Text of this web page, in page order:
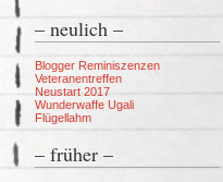
– neulich –
Blogger Reminiszenzen
Veteranentreffen
Neustart 2017
Wunderwaffe Ugali
Flügellahm
– früher –